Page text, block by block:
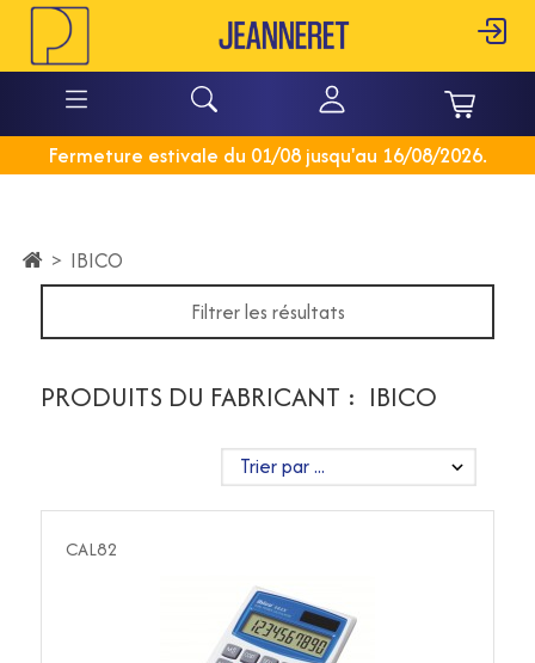
Fermeture estivale du 01/08 jusqu'au 16/08/2026.
> IBICO
Filtrer les résultats
PRODUITS DU FABRICANT : IBICO
CAL82